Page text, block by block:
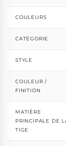
COULEURS
CATÉGORIE
STYLE
COULEUR /
FINITION
MATIÈRE
PRINCIPALE DE
TIGE